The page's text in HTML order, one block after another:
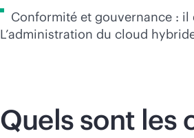
Conformité et gouvernance : il
L’administration du cloud
Quels sont les